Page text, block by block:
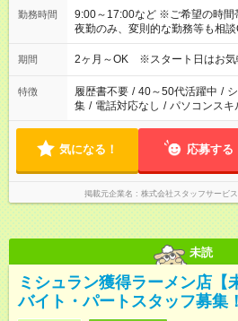
勤務時間
9:00～17:00など ※ご希望の時間
夜勤のみ、変則的な勤務等も相談
期間 2ヶ月～OK ※スタート日はお気
特徴 履歴書不要 / 40～50代活躍中 /
集 / 電話対応なし / パソコンスキ
気になる！ 応募する
掲載元企業名 株式会社スタッフサービ
未読
ミシュラン獲得ラーメン店【
バイト・パートスタッフ募集